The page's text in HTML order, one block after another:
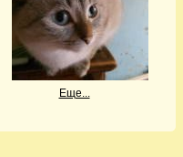
Еще...